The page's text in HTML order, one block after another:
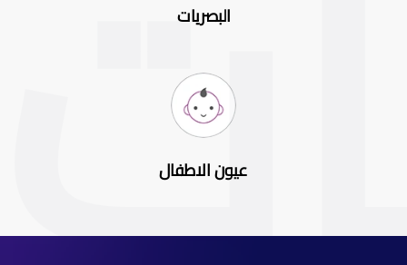
البصريات
عيون الاطفال